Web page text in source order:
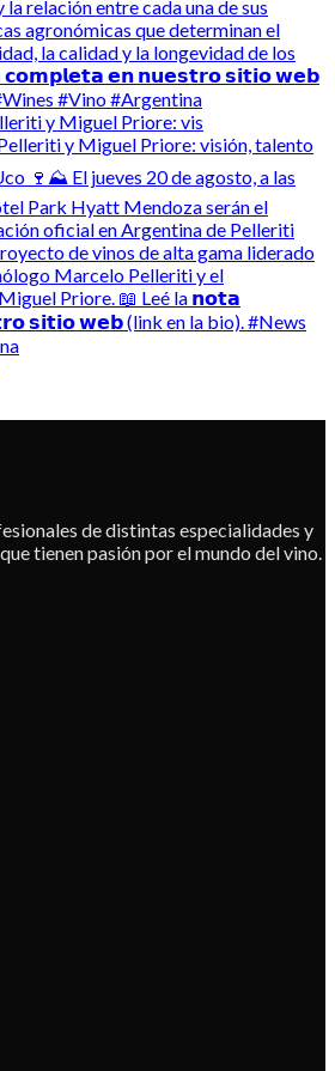
y Miguel Priore: vis
de distintas especialidades y
tienen pasión por el mundo del vino.